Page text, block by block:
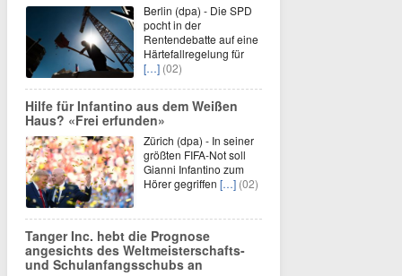
Berlin (dpa) - Die SPD
pocht in der
Rentendebatte auf eine
Härtefallregelung für
[…] (02)
Hilfe für Infantino aus dem Weißen
Haus? «Frei erfunden»
Zürich (dpa) - In seiner
größten FIFA-Not soll
Gianni Infantino zum
Hörer gegriffen […] (02)
Tanger Inc. hebt die Prognose
angesichts des Weltmeisterschafts-
und Schulanfangsschubs an